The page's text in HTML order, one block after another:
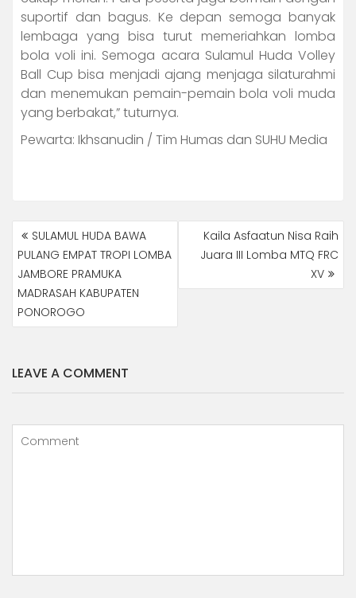
suportif dan bagus. Ke depan semoga banyak
lembaga yang bisa turut memeriahkan lomba
bola voli ini. Semoga acara Sulamul Huda Volley
Ball Cup bisa menjadi ajang menjaga silaturahmi
dan menemukan pemain-pemain bola voli muda
yang berbakat,” tuturnya.
Pewarta: Ikhsanudin / Tim Humas dan SUHU Media
POST
NAVIGATION
SULAMUL HUDA BAWA
PULANG EMPAT TROPI LOMBA
JAMBORE PRAMUKA
MADRASAH KABUPATEN
PONOROGO
Kaila Asfaatun Nisa Raih
Juara III Lomba MTQ FRC
XV
LEAVE A COMMENT